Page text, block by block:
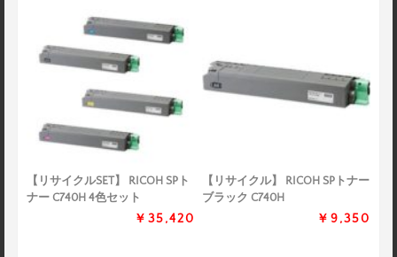
【リサイクルSET】 RICOH SPト
ナー C740H 4色セット
￥35,420
【リサイクル】 RICOH SPトナー
ブラック C740H
￥9,350